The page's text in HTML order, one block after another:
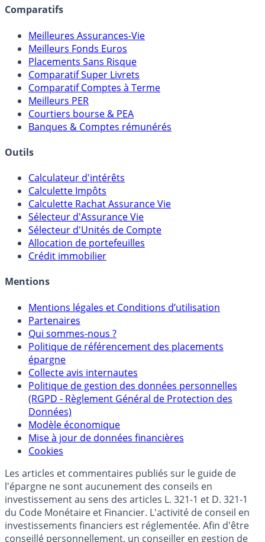
assureurs, sociétés de gestion, CGP, etc.
Comparatifs
Meilleures Assurances-Vie
Meilleurs Fonds Euros
Placements Sans Risque
Comparatif Super Livrets
Comparatif Comptes à Terme
Meilleurs PER
Courtiers bourse & PEA
Banques & Comptes rémunérés
Outils
Calculateur d'intérêts
Calculette Impôts
Calculette Rachat Assurance Vie
Sélecteur d'Assurance Vie
Sélecteur d'Unités de Compte
Crédit immobilier
Mentions
Mentions légales et Conditions d’utilisation
Partenaires
Qui sommes-nous ?
Politique de référencement des placements
épargne
Collecte avis internautes
Politique de gestion des données personnelles
(RGPD - Règlement Général de Protection des
Données)
Modèle économique
Cookies
Les articles et commentaires publiés sur le guide de
l'épargne ne sont aucunement des conseils en
investissement au sens des articles L. 321-1 et D. 321-1
du Code Monétaire et Financier. L'activité de conseil en